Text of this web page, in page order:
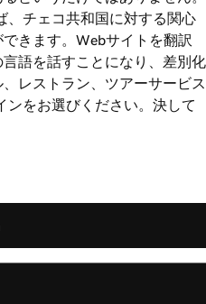
、チェコ共和国に対する関心
きます。Webサイトを翻訳
語を話すことになり、差別化
レストラン、ツアーサービス
ンをお選びください。決して